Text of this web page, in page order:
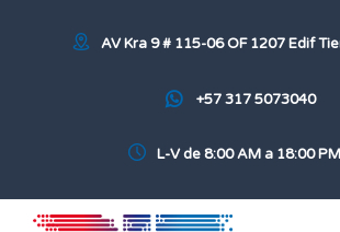
AV Kra 9 # 115-06 OF 1207 Edif
+57 317 5073040
L-V de 8:00 AM a 18:00 PM